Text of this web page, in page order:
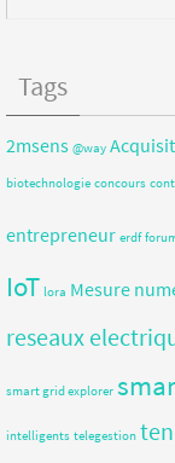
Tags
2msens @way
biotechnologie concours
entrepreneur erdf
IoT lora Mesure
reseaux
smart grid explorer
intelligents telegestion